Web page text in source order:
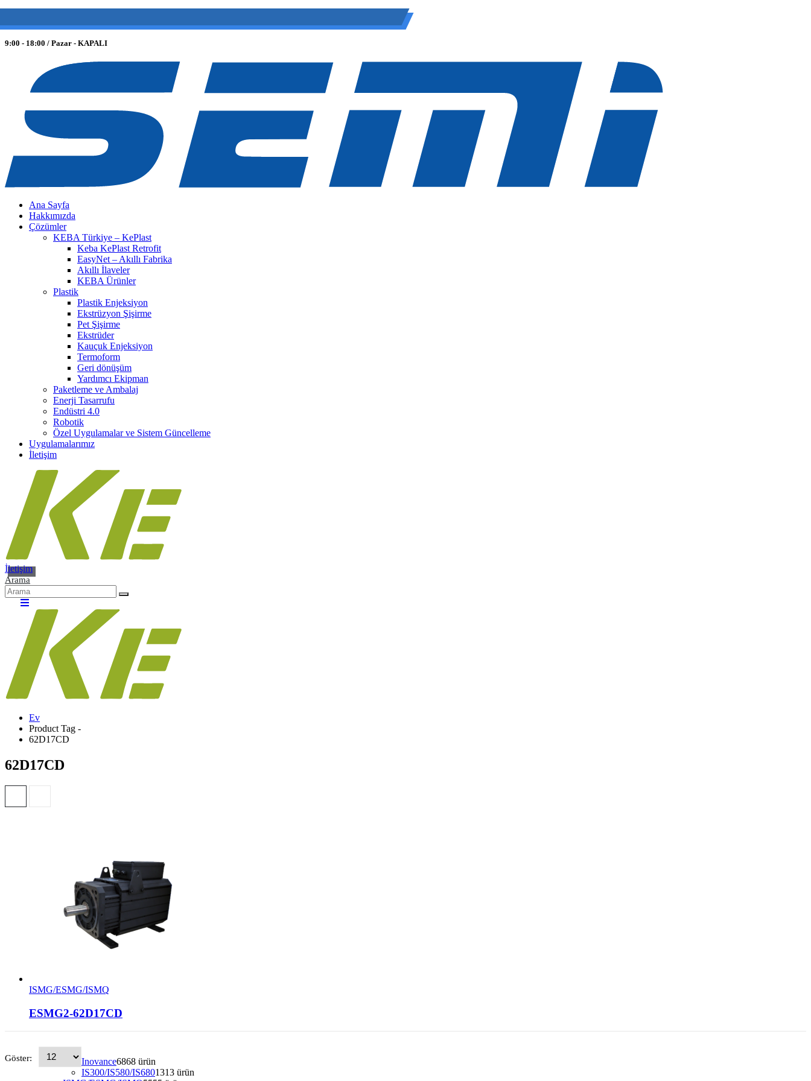
9:00 - 18:00 / Pazar - KAPALI
Ana Sayfa
Hakkımızda
Çözümler
KEBA Türkiye – KePlast
Keba KePlast Retrofit
EasyNet – Akıllı Fabrika
Akıllı İlaveler
KEBA Ürünler
Plastik
Plastik Enjeksiyon
Ekstrüzyon Şişirme
Pet Şişirme
Ekstrüder
Kauçuk Enjeksiyon
Termoform
Geri dönüşüm
Yardımcı Ekipman
Paketleme ve Ambalaj
Enerji Tasarrufu
Endüstri 4.0
Robotik
Özel Uygulamalar ve Sistem Güncelleme
Uygulamalarımız
İletişim
İletişim
Arama
Ev
Product Tag -
62D17CD
62D17CD
ISMG/ESMG/ISMQ
ESMG2-62D17CD
Göster: Inovance6868 ürün
IS300/IS580/IS6801313 ürün